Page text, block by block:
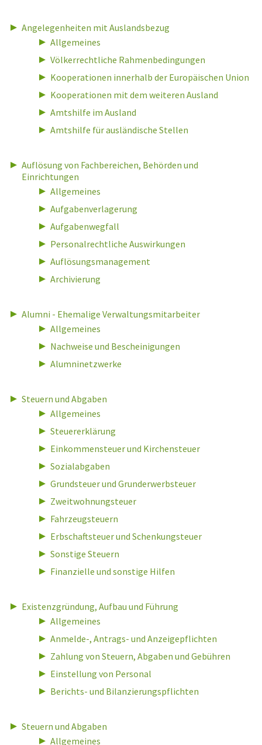
Angelegenheiten mit Auslandsbezug
Allgemeines
Völkerrechtliche Rahmenbedingungen
Kooperationen innerhalb der Europäischen Union
Kooperationen mit dem weiteren Ausland
Amtshilfe im Ausland
Amtshilfe für ausländische Stellen
Auflösung von Fachbereichen, Behörden und
Einrichtungen
Allgemeines
Aufgabenverlagerung
Aufgabenwegfall
Personalrechtliche Auswirkungen
Auflösungsmanagement
Archivierung
Alumni - Ehemalige Verwaltungsmitarbeiter
Allgemeines
Nachweise und Bescheinigungen
Alumninetzwerke
Steuern und Abgaben
Allgemeines
Steuererklärung
Einkommensteuer und Kirchensteuer
Sozialabgaben
Grundsteuer und Grunderwerbsteuer
Zweitwohnungsteuer
Fahrzeugsteuern
Erbschaftsteuer und Schenkungsteuer
Sonstige Steuern
Finanzielle und sonstige Hilfen
Existenzgründung, Aufbau und Führung
Allgemeines
Anmelde-, Antrags- und Anzeigepflichten
Zahlung von Steuern, Abgaben und Gebühren
Einstellung von Personal
Berichts- und Bilanzierungspflichten
Steuern und Abgaben
Allgemeines